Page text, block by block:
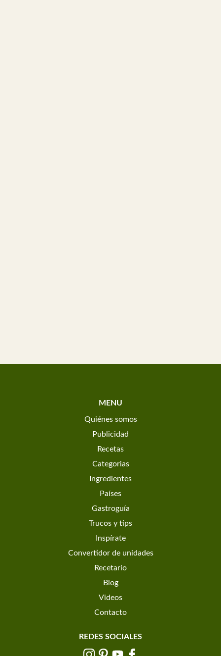
MENU
Quiénes somos
Publicidad
Recetas
Categorias
Ingredientes
Países
Gastroguía
Trucos y tips
Inspírate
Convertidor de unidades
Recetario
Blog
Videos
Contacto
REDES SOCIALES